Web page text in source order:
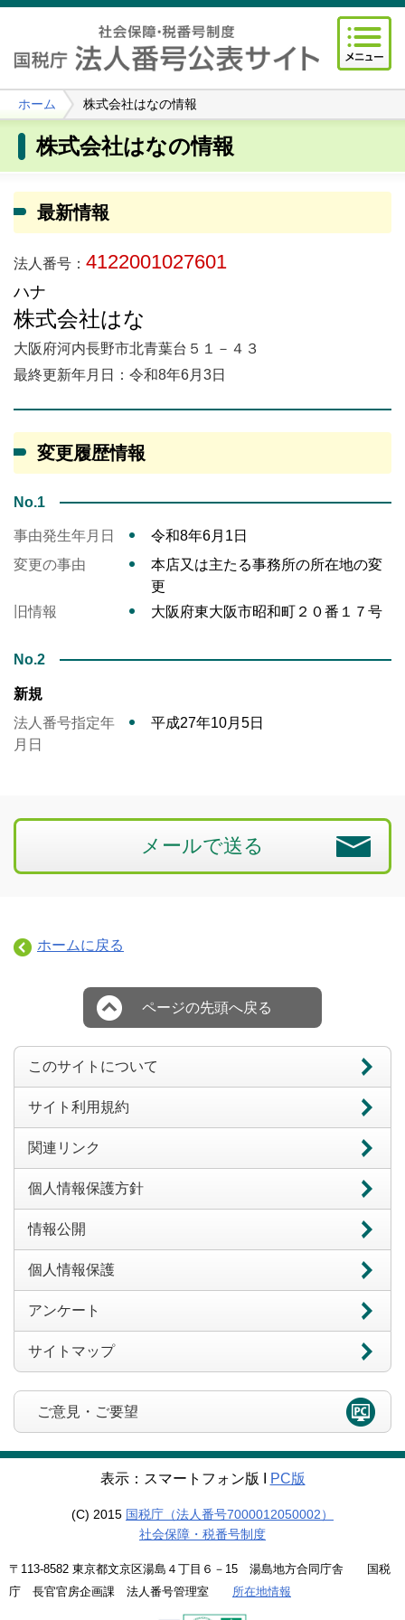
ホーム 株式会社はなの情報
株式会社はなの情報
最新情報
法人番号： 4122001027601
ハナ
株式会社はな
大阪府河内長野市北青葉台５１－４３
最終更新年月日：令和8年6月3日
変更履歴情報
No.1
事由発生年月日
令和8年6月1日
変更の事由
本店又は主たる事務所の所在地の変
更
旧情報
大阪府東大阪市昭和町２０番１７号
No.2
新規
法人番号指定年
月日
平成27年10月5日
メールで送る
ホームに戻る
ページの先頭へ戻る
このサイトについて
サイト利用規約
関連リンク
個人情報保護方針
情報公開
個人情報保護
アンケート
サイトマップ
ご意見・ご要望
表示：スマートフォン版 Ι PC版
(C) 2015 国税庁（法人番号7000012050002）
社会保障・税番号制度
〒113-8582 東京都文京区湯島４丁目６－15 湯島地方合同庁舎 国税
庁 長官官房企画課 法人番号管理室 所在地情報